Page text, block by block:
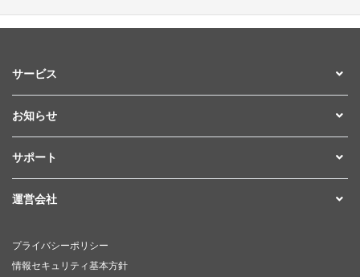
サービス
お知らせ
サポート
運営会社
プライバシーポリシー
情報セキュリティ基本方針